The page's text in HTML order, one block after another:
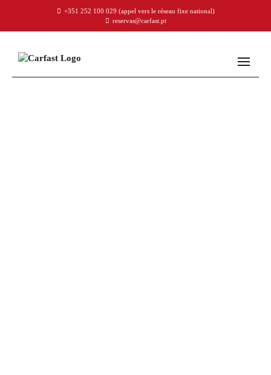
+351 252 100 029 (appel vers le réseau fixe national)
reservas@carfast.pt